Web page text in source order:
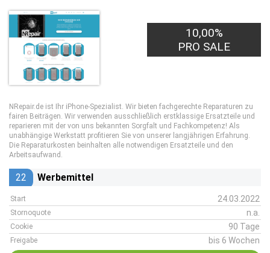
10,00%
PRO SALE
NRepair.de ist Ihr iPhone-Spezialist. Wir bieten fachgerechte Reparaturen zu
fairen Beiträgen. Wir verwenden ausschließlich erstklassige Ersatzteile und
reparieren mit der von uns bekannten Sorgfalt und Fachkompetenz! Als
unabhängige Werkstatt profitieren Sie von unserer langjährigen Erfahrung.
Die Reparaturkosten beinhalten alle notwendigen Ersatzteile und den
Arbeitsaufwand.
22 Werbemittel
Start 24.03.2022
Stornoquote n.a.
Cookie 90 Tage
Freigabe bis 6 Wochen